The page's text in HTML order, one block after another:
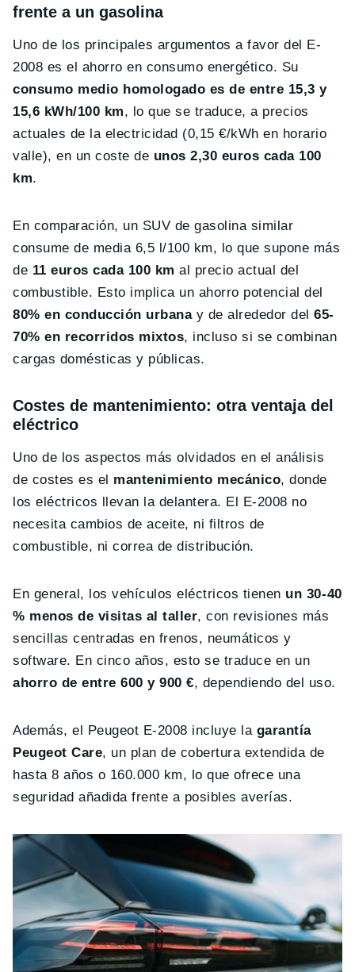
frente a un gasolina
Uno de los principales argumentos a favor del E-
2008 es el ahorro en consumo energético. Su
consumo medio homologado es de entre 15,3 y
15,6 kWh/100 km, lo que se traduce, a precios
actuales de la electricidad (0,15 €/kWh en horario
valle), en un coste de unos 2,30 euros cada 100
km.
En comparación, un SUV de gasolina similar
consume de media 6,5 l/100 km, lo que supone más
de 11 euros cada 100 km al precio actual del
combustible. Esto implica un ahorro potencial del
80% en conducción urbanay de alrededor del65-
70% en recorridos mixtos, incluso si se combinan
cargas domésticas y públicas.
Costes de mantenimiento: otra ventaja del
eléctrico
Uno de los aspectos más olvidados en el análisis
de costes es el mantenimiento mecánico, donde
los eléctricos llevan la delantera. El E-2008 no
necesita cambios de aceite, ni filtros de
combustible, ni correa de distribución.
En general, los vehículos eléctricos tienen un 30-40
% menos de visitas al taller, con revisiones más
sencillas centradas en frenos, neumáticos y
software. En cinco años, esto se traduce en un
ahorro de entre 600 y 900 €, dependiendo del uso.
Además, el Peugeot E-2008 incluye la garantía
Peugeot Care, un plan de cobertura extendida de
hasta 8 años o 160.000 km, lo que ofrece una
seguridad añadida frente a posibles averías.